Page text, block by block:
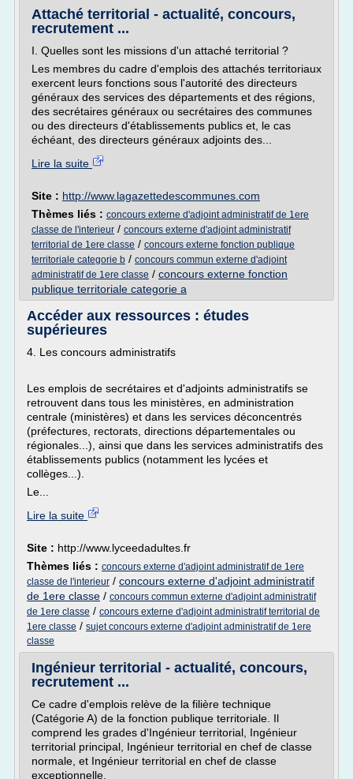
Attaché territorial - actualité, concours,
recrutement ...
I. Quelles sont les missions d'un attaché territorial ?
Les membres du cadre d'emplois des attachés territoriaux
exercent leurs fonctions sous l'autorité des directeurs
généraux des services des départements et des régions,
des secrétaires généraux ou secrétaires des communes
ou des directeurs d'établissements publics et, le cas
échéant, des directeurs généraux adjoints des...
Lire la suite
Site : http://www.lagazettedescommunes.com
Thèmes liés : concours externe d'adjoint administratif de 1ere
classe de l'interieur / concours externe d'adjoint administratif
territorial de 1ere classe / concours externe fonction publique
territoriale categorie b / concours commun externe d'adjoint
administratif de 1ere classe / concours externe fonction
publique territoriale categorie a
Accéder aux ressources : études
supérieures
4. Les concours administratifs
Les emplois de secrétaires et d'adjoints administratifs se
retrouvent dans tous les ministères, en administration
centrale (ministères) et dans les services déconcentrés
(préfectures, rectorats, directions départementales ou
régionales...), ainsi que dans les services administratifs des
établissements publics (notamment les lycées et
collèges...).
Le...
Lire la suite
Site : http://www.lyceedadultes.fr
Thèmes liés : concours externe d'adjoint administratif de 1ere
classe de l'interieur / concours externe d'adjoint administratif
de 1ere classe / concours commun externe d'adjoint administratif
de 1ere classe / concours externe d'adjoint administratif territorial de
1ere classe / sujet concours externe d'adjoint administratif de 1ere
classe
Ingénieur territorial - actualité, concours,
recrutement ...
Ce cadre d'emplois relève de la filière technique
(Catégorie A) de la fonction publique territoriale. Il
comprend les grades d'Ingénieur territorial, Ingénieur
territorial principal, Ingénieur territorial en chef de classe
normale, et Ingénieur territorial en chef de classe
exceptionnelle.